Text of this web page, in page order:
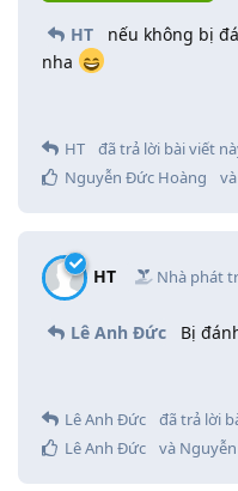
HT
nếu không bị
nha
HT
đã trả lời bài viết
Nguyễn Đức Hoàng
và
HT Nhà phát
Lê Anh Đức Bị
Lê Anh Đức
đã trả lời
Lê Anh Đức
và